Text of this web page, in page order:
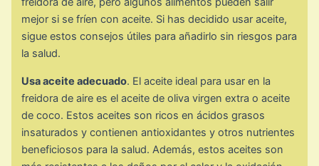
mejor si se fríen con aceite. Si has decidido usar aceite,
sigue estos consejos útiles para añadirlo sin riesgos para
la salud.
Usa aceite adecuado. El aceite ideal para usar en la
freidora de aire es el aceite de oliva virgen extra o aceite
de coco. Estos aceites son ricos en ácidos grasos
insaturados y contienen antioxidantes y otros nutrientes
beneficiosos para la salud. Además, estos aceites son